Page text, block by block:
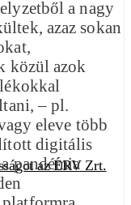
az ÉRV Zrt.
a nagy
azaz sokan
közül azok
– pl.
eleve több
digitális
pandémia